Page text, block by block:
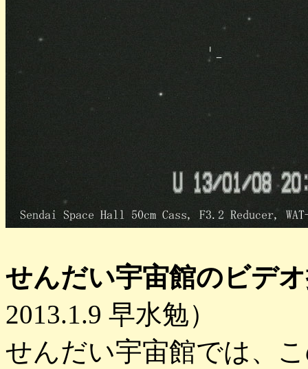
せんだい宇宙館のビデ
2013.1.9 早水勉）
せんだい宇宙館では、